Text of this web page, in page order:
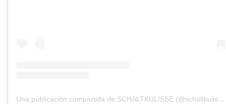
Una publicación compartida de SCHALTKULISSE (@schaltkulisse)